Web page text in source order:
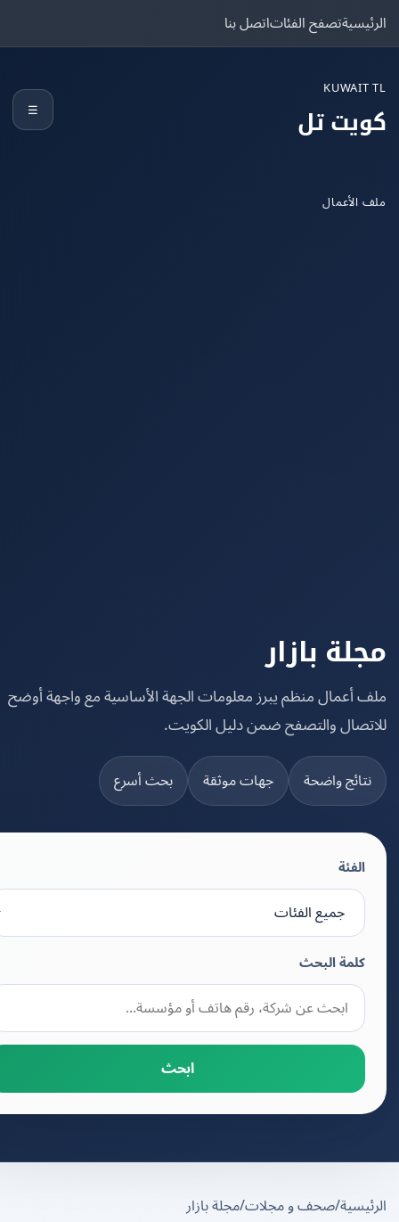
تصفح الفئاتاتصل بنا
تل
بازار
منظم يبرز معلومات الجهة الأساسية مع واجهة أوضح
والتصفح ضمن دليل الكويت.
واضحة جهات موثقة بحث أسرع
كلمة البحث
ابحث
/صحف و مجلات/مجلة بازار